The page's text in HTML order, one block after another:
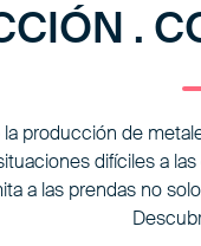
.
producción de
difíciles a
a las prendas no